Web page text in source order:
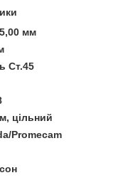
мм
Ст.45
цільний
Promecam